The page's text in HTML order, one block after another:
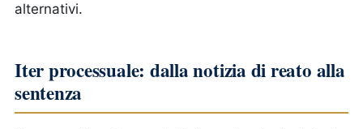
alternativi.
Iter processuale: dalla notizia di reato alla
sentenza